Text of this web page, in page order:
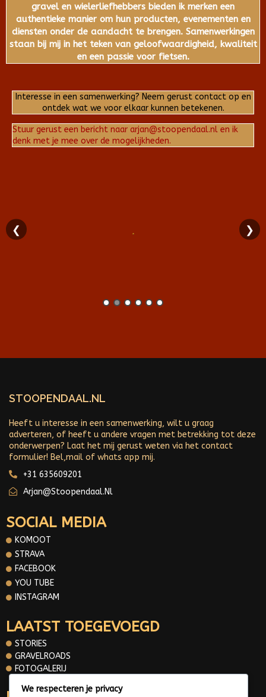
gravel en wielerliefhebbers bieden ik merken een
authentieke manier om hun producten, evenementen en
diensten onder de aandacht te brengen. Samenwerkingen
staan bij mij in het teken van geloofwaardigheid, kwaliteit
en een passie voor fietsen.
Interesse in een samenwerking? Neem gerust contact op en
ontdek wat we voor elkaar kunnen betekenen.
Stuur gerust een bericht naar arjan@stoopendaal.nl en ik
denk met je mee over de mogelijkheden.
❮ ❯
STOOPENDAAL.NL
Heeft u interesse in een samenwerking, wilt u graag
adverteren, of heeft u andere vragen met betrekking tot deze
onderwerpen? Laat het mij gerust weten via het contact
formulier! Bel,mail of whats app mij.
+31 635609201
Arjan@stoopendaal.nl
SOCIAL MEDIA
KOMOOT
STRAVA
FACEBOOK
YOU TUBE
INSTAGRAM
LAATST TOEGEVOEGD
STORIES
GRAVELROADS
FOTOGALERIJ
We respecteren je privacy